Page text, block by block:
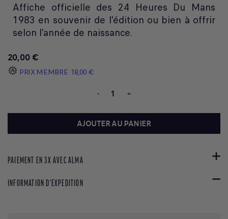
Affiche officielle des 24 Heures Du Mans
1983 en souvenir de l'édition ou bien à offrir
selon l'année de naissance.
20,00 €
PRIX MEMBRE 18,00 €
- +
AJOUTER AU PANIER
PAIEMENT EN 3X AVEC ALMA
INFORMATION D'EXPEDITION